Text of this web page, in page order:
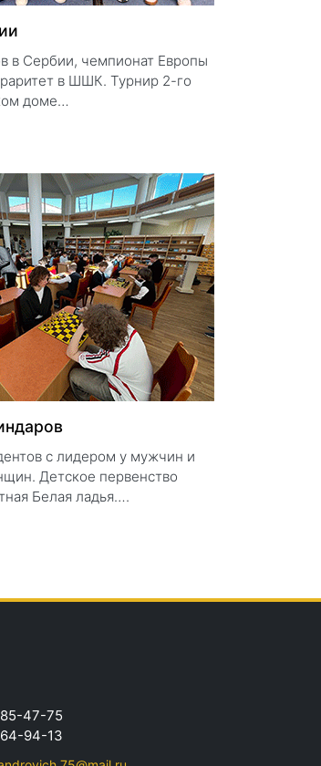
в Сербии, чемпионат Европы
в ШШК. Турнир 2-го
доме…
с лидером у мужчин и
Детское первенство
Белая ладья….
47-75
94-13